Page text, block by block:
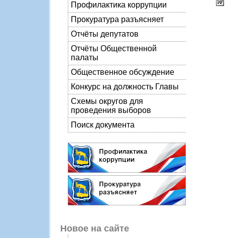
Профилактика коррупции
Прокуратура разъясняет
Отчёты депутатов
Отчёты Общественной
палаты
Общественное обсуждение
Конкурс на должность Главы
Схемы округов для
проведения выборов
Поиск документа
Новое на сайте